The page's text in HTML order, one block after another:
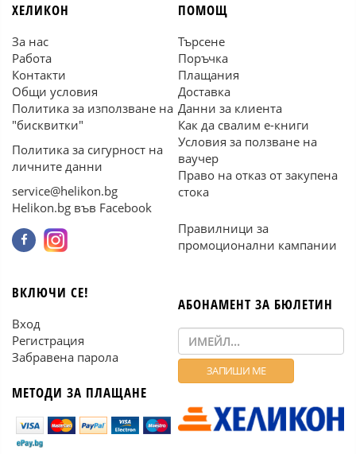
ХЕЛИКОН
За нас
Работа
Контакти
Общи условия
Политика за използване на
"бисквитки"
Политика за сигурност на
личните данни
service@helikon.bg
Helikon.bg във Facebook
ПОМОЩ
Търсене
Поръчка
Плащания
Доставка
Данни за клиента
Как да свалим е-книги
Условия за ползване на
ваучер
Право на отказ от закупена
стока
Правилници за
промоционални кампании
ВКЛЮЧИ СЕ!
Вход
Регистрация
Забравена парола
МЕТОДИ ЗА ПЛАЩАНЕ
АБОНАМЕНТ ЗА БЮЛЕТИН